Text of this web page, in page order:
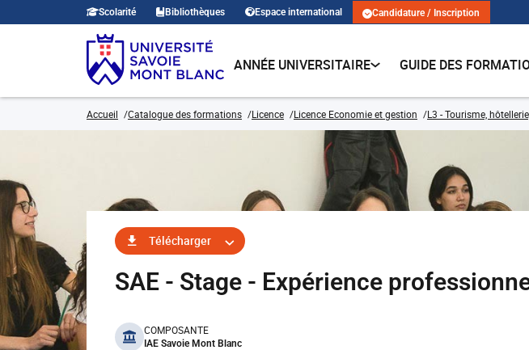
Scolarité Bibliothèques Espace international Candidature / Inscription
ANNÉE UNIVERSITAIRE GUIDE DES
Accueil Catalogue des formations Licence Licence Economie et gestion L3 - Tourisme,
Télécharger
SAE - Stage - Expérience
benefits
COMPOSANTE
IAE Savoie Mont Blanc